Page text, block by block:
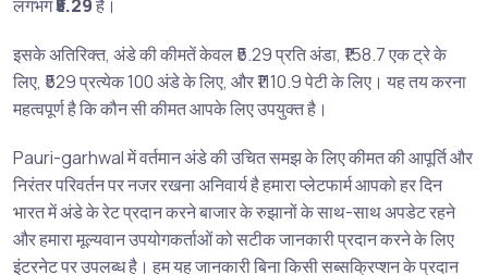
लगभग₹5.29हैं।
इसके अतिरिक्त, अंडे की कीमतें केवल ₹5.29 प्रति अंडा, ₹158.7 एक ट्रे के
लिए, ₹529 प्रत्येक 100 अंडे के लिए, और ₹1110.9 पेटी के लिए। यह तय करना
महत्वपूर्ण है कि कौन सी कीमत आपके लिए उपयुक्त है।
Pauri-garhwal में वर्तमान अंडे की उचित समझ के लिए कीमत की आपूर्ति और
निरंतर परिवर्तन पर नजर रखना अनिवार्य है हमारा प्लेटफार्म आपको हर दिन
भारत में अंडे के रेट प्रदान करने बाजार के रुझानों के साथ-साथ अपडेट रहने
और हमारा मूल्यवान उपयोगकर्ताओं को सटीक जानकारी प्रदान करने के लिए
इंटरनेट पर उपलब्ध है। हम यह जानकारी बिना किसी सब्सक्रिप्शन के प्रदान